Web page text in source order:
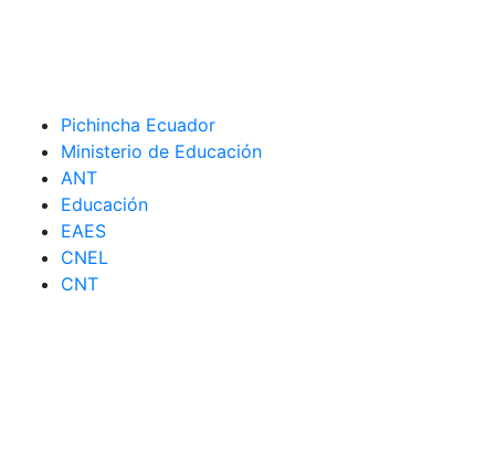
Pichincha Ecuador
Ministerio de Educación
ANT
Educación
EAES
CNEL
CNT